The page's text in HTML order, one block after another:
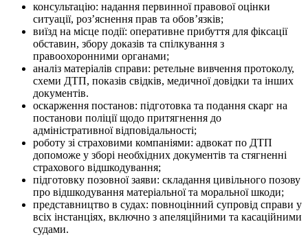
консультацію: надання первинної правової оцінки
ситуації, роз’яснення прав та обов’язків;
виїзд на місце події: оперативне прибуття для фіксації
обставин, збору доказів та спілкування з
правоохоронними органами;
аналіз матеріалів справи: ретельне вивчення протоколу,
схеми ДТП, показів свідків, медичної довідки та інших
документів.
оскарження постанов: підготовка та подання скарг на
постанови поліції щодо притягнення до
адміністративної відповідальності;
роботу зі страховими компаніями: адвокат по ДТП
допоможе у зборі необхідних документів та стягненні
страхового відшкодування;
підготовку позовної заяви: складання цивільного позову
про відшкодування матеріальної та моральної шкоди;
представництво в судах: повноцінний супровід справи у
всіх інстанціях, включно з апеляційними та касаційними
судами.